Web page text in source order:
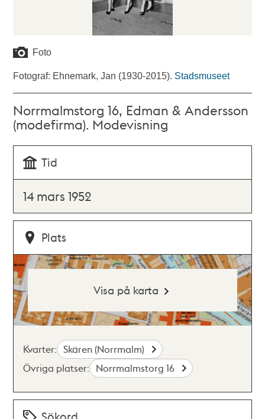
Foto
Fotograf: Ehnemark, Jan (1930-2015). Stadsmuseet
Norrmalmstorg 16, Edman & Andersson
(modefirma). Modevisning
Tid
14 mars 1952
Plats
Visa på karta
Kvarter: Skären (Norrmalm)
Övriga platser: Norrmalmstorg 16